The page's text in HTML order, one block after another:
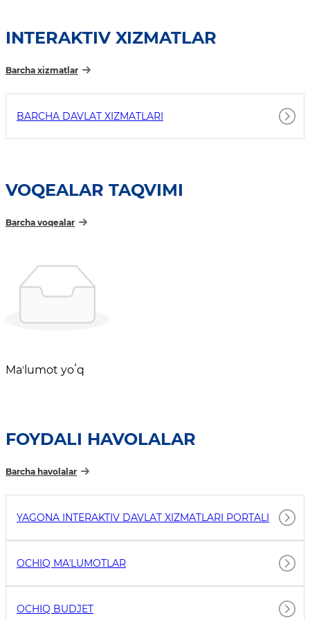
INTERAKTIV XIZMATLAR
Barcha xizmatlar
BARCHA DAVLAT XIZMATLARI
VOQEALAR TAQVIMI
Barcha voqealar
Maʼlumot yoʻq
FOYDALI HAVOLALAR
Barcha havolalar
YAGONA INTERAKTIV DAVLAT XIZMATLARI PORTALI
OCHIQ MAʼLUMOTLAR
OCHIQ BUDJET